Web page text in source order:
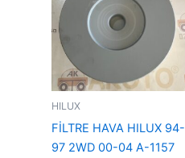
HILUX
FİLTRE HAVA HILUX 94-
97 2WD 00-04 A-1157